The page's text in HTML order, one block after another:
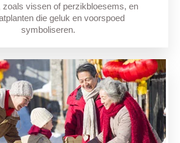
zoals vissen of perzikbloesems, en
die geluk en voorspoed
symboliseren.